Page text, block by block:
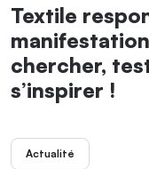
Textile
chercher,
s’inspirer !
Actualité